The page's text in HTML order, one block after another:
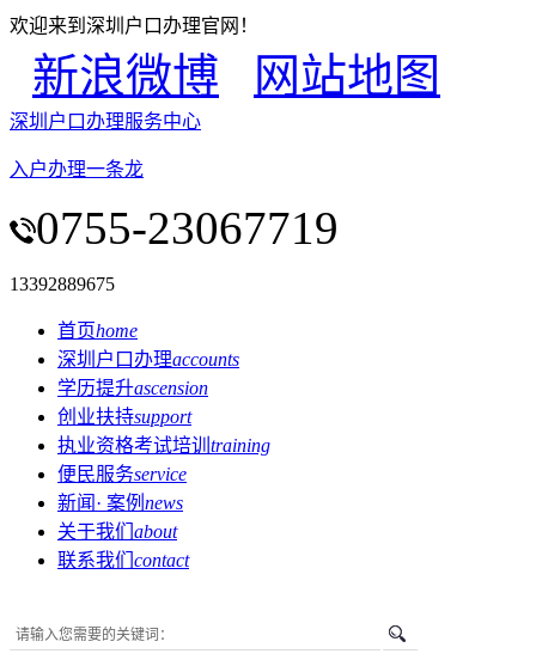
欢迎来到深圳户口办理官网！
新浪微博 网站地图
深圳户口办理服务中心
入户办理一条龙
0755-23067719
13392889675
首页home
深圳户口办理accounts
学历提升ascension
创业扶持support
执业资格考试培训 training
便民服务service
新闻· 案例 news
关于我们 about
联系我们 contact